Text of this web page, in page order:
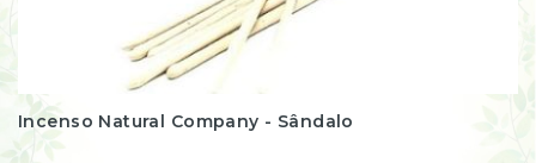
Incenso Natural Company - Sândalo